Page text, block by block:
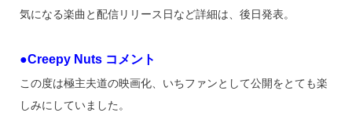
気になる楽曲と配信リリース日など詳細は、後日発表。
●Creepy Nuts コメント
この度は極主夫道の映画化、いちファンとして公開をとても楽
しみにしていました。